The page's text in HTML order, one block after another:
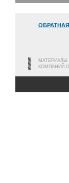
МАТЕРИАЛЫ
КОМПАНИЙ